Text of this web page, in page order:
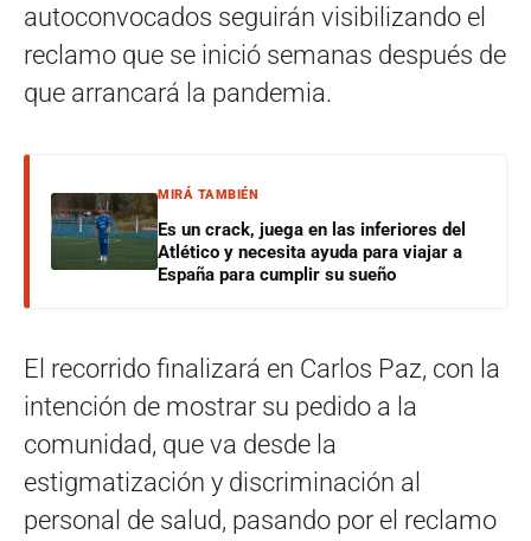
autoconvocados seguirán visibilizando el
reclamo que se inició semanas después de
que arrancará la pandemia.
MIRÁ TAMBIÉN
Es un crack, juega en las inferiores del
Atlético y necesita ayuda para viajar a
España para cumplir su sueño
El recorrido finalizará en Carlos Paz, con la
intención de mostrar su pedido a la
comunidad, que va desde la
estigmatización y discriminación al
personal de salud, pasando por el reclamo